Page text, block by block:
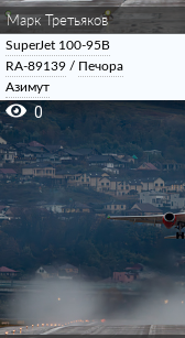
Марк Третьяков
SuperJet 100-95B
RA-89139 / Печора
Азимут
0